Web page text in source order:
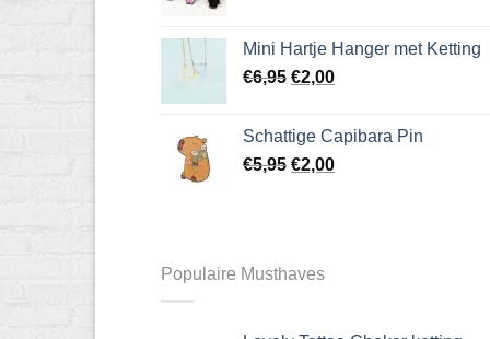
€8,90.€2,00.
Mini Hartje Hanger met Ketting
€6,95 Oorspronkelijke
€6,95.
€2,00Huidige
€2,00.
Schattige Capibara Pin
€5,95 Oorspronkelijke
€2,00Huidige
Populaire Musthaves